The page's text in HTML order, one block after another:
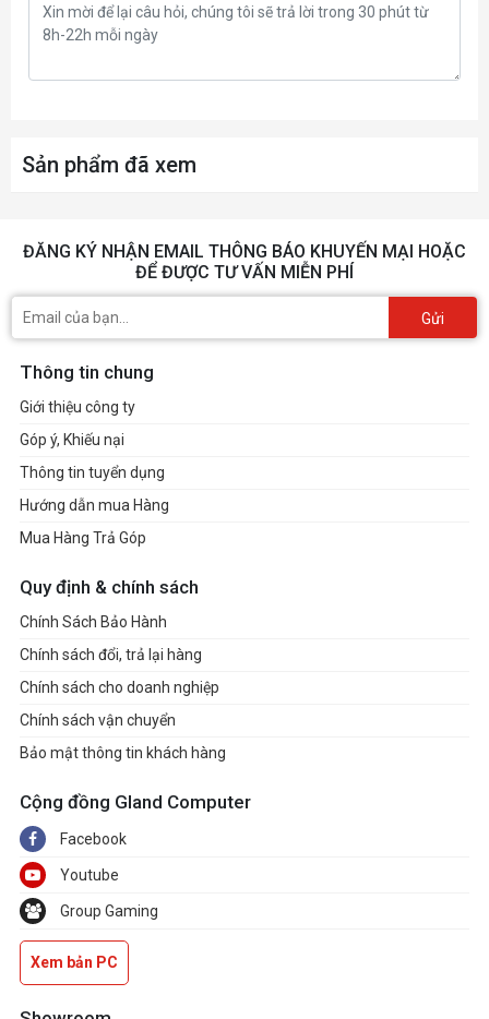
Sản phẩm đã xem
ĐĂNG KÝ NHẬN EMAIL THÔNG BÁO KHUYẾN MẠI HOẶC
ĐỂ ĐƯỢC TƯ VẤN MIỄN PHÍ
Gửi
Thông tin chung
Giới thiệu công ty
Góp ý, Khiếu nại
Thông tin tuyển dụng
Hướng dẫn mua Hàng
Mua Hàng Trả Góp
Quy định & chính sách
Chính Sách Bảo Hành
Chính sách đổi, trả lại hàng
Chính sách cho doanh nghiệp
Chính sách vận chuyển
Bảo mật thông tin khách hàng
Cộng đồng Gland Computer
Facebook
Youtube
Group Gaming
Xem bản PC